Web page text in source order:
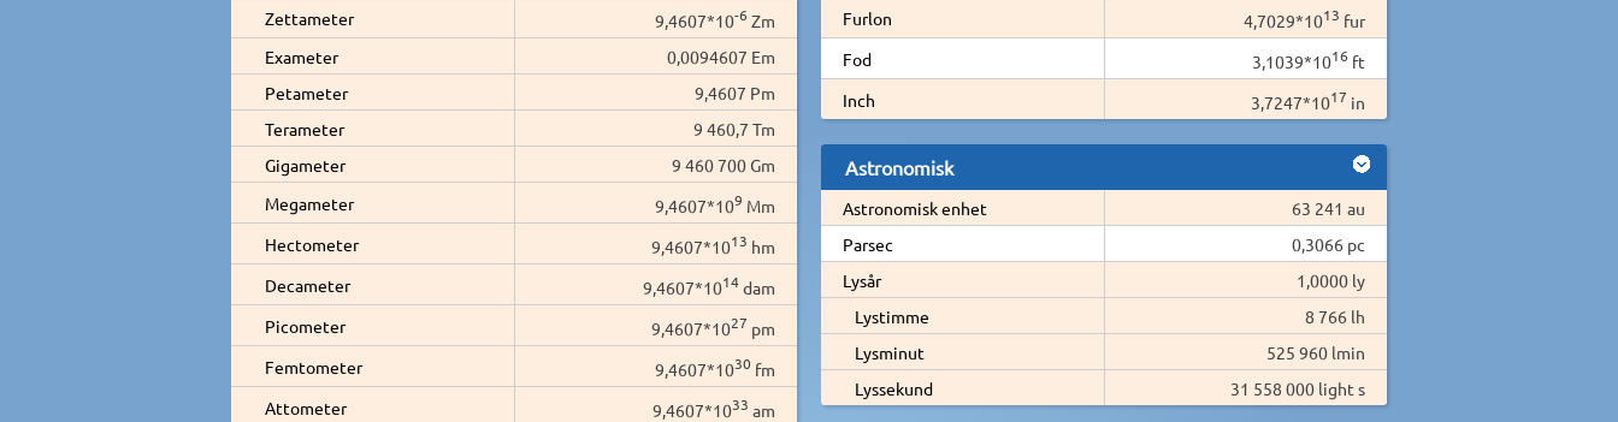
Zettameter
9,4607*10-6 Zm
Exameter
0,0094607 Em
Petameter
9,4607 Pm
Terameter
9 460,7 Tm
Gigameter
9 460 700 Gm
Megameter
9,4607*109 Mm
Hectometer
9,4607*1013 hm
Decameter
9,4607*1014dam
Picometer
9,4607*1027 pm
Femtometer
9,4607*1030 fm
Attometer
9,4607*1033 am
Furlon
4,7029*1013 fur
Fod
3,1039*1016 ft
Inch
3,7247*1017 in
Astronomisk
Astronomisk enhet
63 241 au
Parsec
0,3066 pc
Lysår
1,0000 ly
Lystimme
8 766 lh
Lysminut
525 960 lmin
Lyssekund
31 558 000 light s